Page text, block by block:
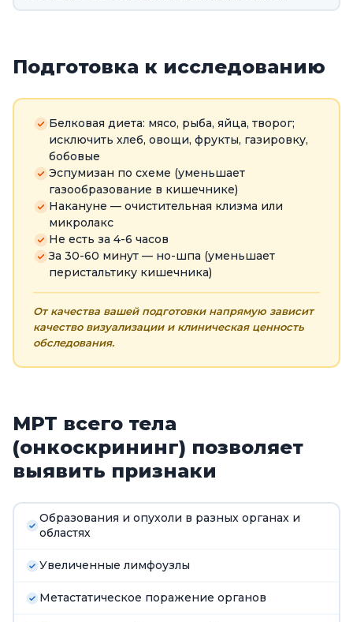
Подготовка к исследованию
Белковая диета: мясо, рыба, яйца, творог;
исключить хлеб, овощи, фрукты, газировку,
бобовые
Эспумизан по схеме (уменьшает
газообразование в кишечнике)
Накануне — очистительная клизма или
микролакс
Не есть за 4-6 часов
За 30-60 минут — но-шпа (уменьшает
перистальтику кишечника)
От качества вашей подготовки напрямую зависит
качество визуализации и клиническая ценность
обследования.
МРТ всего тела
(онкоскрининг) позволяет
выявить признаки
Образования и опухоли в разных органах и
областях
Увеличенные лимфоузлы
Метастатическое поражение органов